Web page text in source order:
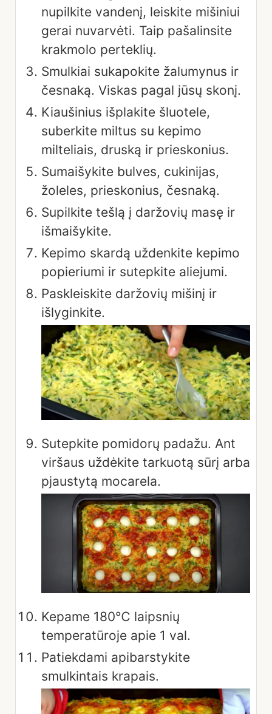
nupilkite vandenį, leiskite mišiniui
gerai nuvarvėti. Taip pašalinsite
krakmolo perteklių.
Smulkiai sukapokite žalumynus ir
česnaką. Viskas pagal jūsų skonį.
Kiaušinius išplakite šluotele,
suberkite miltus su kepimo
milteliais, druską ir prieskonius.
Sumaišykite bulves, cukinijas,
žoleles, prieskonius, česnaką.
Supilkite tešlą į daržovių masę ir
išmaišykite.
Kepimo skardą uždenkite kepimo
popieriumi ir sutepkite aliejumi.
Paskleiskite daržovių mišinį ir
išlyginkite.
Sutepkite pomidorų padažu. Ant
viršaus uždėkite tarkuotą sūrį arba
pjaustytą mocarela.
Kepame 180℃ laipsnių
temperatūroje apie 1 val.
Patiekdami apibarstykite
smulkintais krapais.